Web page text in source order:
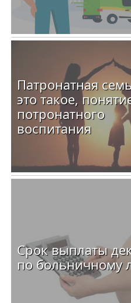
Патронатная
это такое,
потронатного
воспитания
Срок выплаты
по больничному